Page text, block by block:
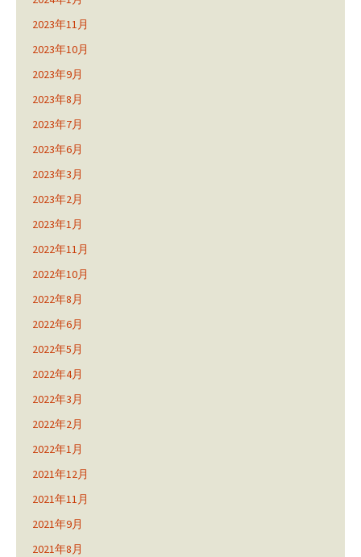
2023年11月
2023年10月
2023年9月
2023年8月
2023年7月
2023年6月
2023年3月
2023年2月
2023年1月
2022年11月
2022年10月
2022年8月
2022年6月
2022年5月
2022年4月
2022年3月
2022年2月
2022年1月
2021年12月
2021年11月
2021年9月
2021年8月